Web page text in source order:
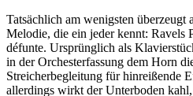
Tatsächlich am wenigsten überzeugt
Melodie, die ein jeder kennt: Ravels
défunte. Ursprünglich als
in der Orchesterfassung dem Horn
Streicherbegleitung für hinreißende
allerdings wirkt der Unterboden